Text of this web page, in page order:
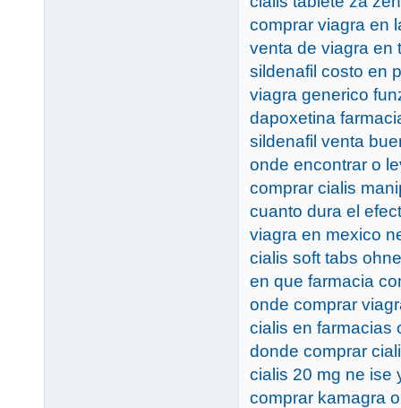
comprar viagra en
venta de viagra en
sildenafil costo en
viagra generico
dapoxetina
sildenafil venta
onde encontrar o
comprar cialis
cuanto dura el
viagra en mexico
cialis soft tabs
en que farmacia
onde comprar
cialis en farmacias
donde comprar
cialis 20 mg ne ise
comprar kamagra